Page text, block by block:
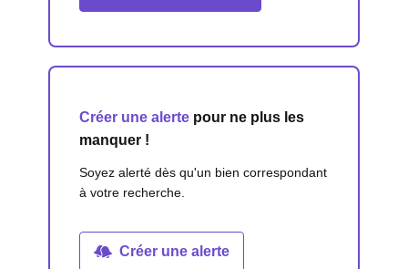
Créer une alerte pour ne plus les
manquer !
Soyez alerté dès qu'un bien correspondant
à votre recherche.
Créer une alerte